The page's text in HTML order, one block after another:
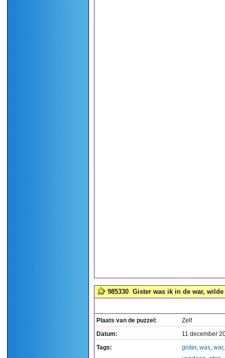
985330 Gister was ik in de war, wilde
Plaats van de puzzel:
Zelf
Datum:
11 december
Tags:
gister, was, war